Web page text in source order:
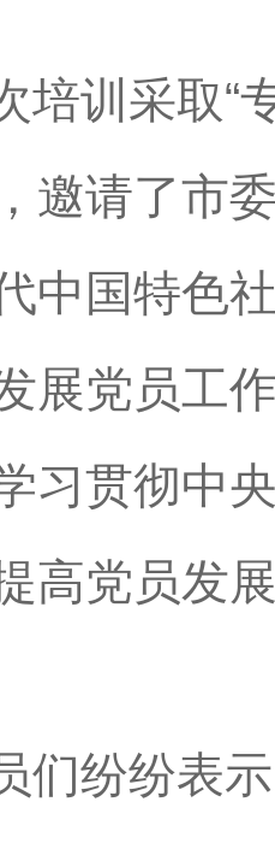
培训采取“
邀请了市
中国特色
展党员工
习贯彻中
高党员发
们纷纷表